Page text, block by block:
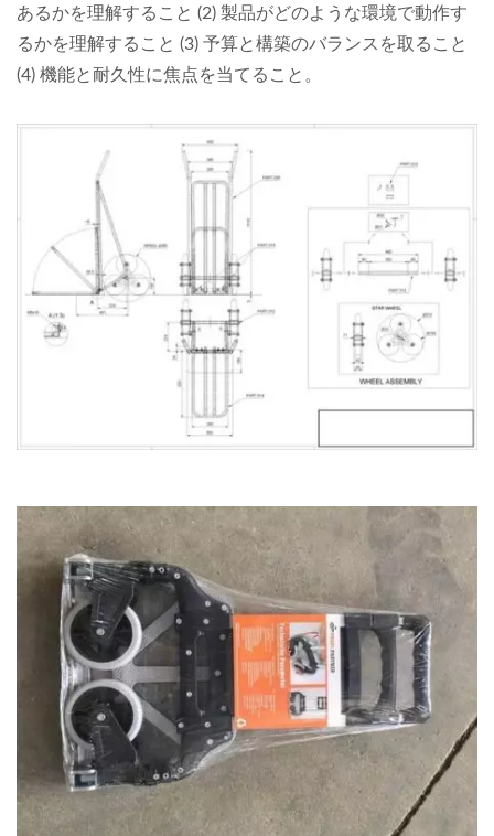
あるかを理解すること (2) 製品がどのような環境で動作す
るかを理解すること (3) 予算と構築のバランスを取ること
(4) 機能と耐久性に焦点を当てること。